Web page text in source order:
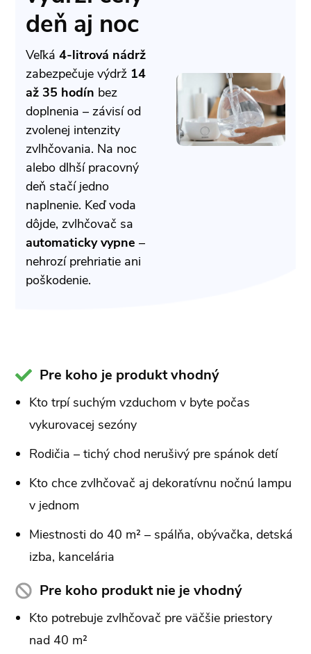
deň aj noc
Veľká 4-litrová nádrž
zabezpečuje výdrž 14
až 35 hodín bez
doplnenia – závisí od
zvolenej intenzity
zvlhčovania. Na noc
alebo dlhší pracovný
deň stačí jedno
naplnenie. Keď voda
dôjde, zvlhčovač sa
automaticky vypne –
nehrozí prehriatie ani
poškodenie.
Pre koho je produkt vhodný
Kto trpí suchým vzduchom v byte počas
vykurovacej sezóny
Rodičia – tichý chod nerušivý pre spánok detí
Kto chce zvlhčovač aj dekoratívnu nočnú lampu
v jednom
Miestnosti do 40 m² – spálňa, obývačka, detská
izba, kancelária
Pre koho produkt nie je vhodný
Kto potrebuje zvlhčovač pre väčšie priestory
nad 40 m²